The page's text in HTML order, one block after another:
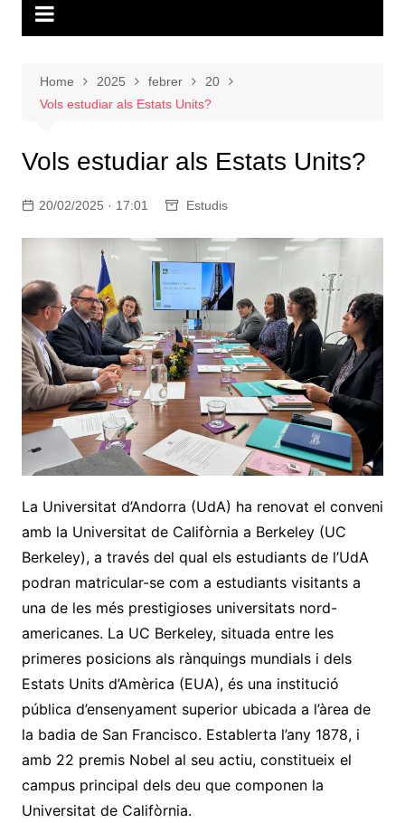
Home 2025 febrer
20
Vols estudiar als Estats Units?
Vols estudiar als Estats Units?
20/02/2025 · 17:01 Estudis
La Universitat d’Andorra (UdA) ha renovat el conveni
amb la Universitat de Califòrnia a Berkeley (UC
Berkeley), a través del qual els estudiants de l’UdA
podran matricular-se com a estudiants visitants a
una de les més prestigioses universitats nord-
americanes. La UC Berkeley, situada entre les
primeres posicions als rànquings mundials i dels
Estats Units d’Amèrica (EUA), és una institució
pública d’ensenyament superior ubicada a l’àrea de
la badia de San Francisco. Establerta l’any 1878, i
amb 22 premis Nobel al seu actiu, constitueix el
campus principal dels deu que componen la
Universitat de Califòrnia.